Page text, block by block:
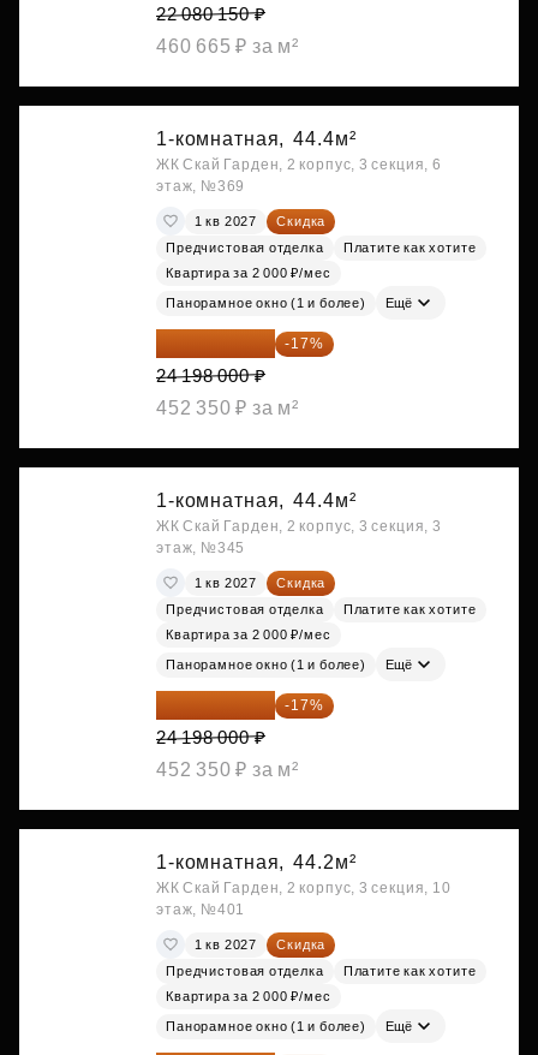
22 080 150 ₽
460 665 ₽ за м²
1-комнатная, 44.4м²
ЖК Скай Гарден, 2 корпус, 3 секция, 6
этаж, №369
1 кв 2027
Скидка
Предчистовая отделка
Платите как хотите
Квартира за 2 000 ₽/мес
Панорамное окно (1 и более) Ещё
20 084 340 ₽ -17%
24 198 000 ₽
452 350 ₽ за м²
1-комнатная, 44.4м²
ЖК Скай Гарден, 2 корпус, 3 секция, 3
этаж, №345
1 кв 2027
Скидка
Предчистовая отделка
Платите как хотите
Квартира за 2 000 ₽/мес
Панорамное окно (1 и более) Ещё
20 084 340 ₽ -17%
24 198 000 ₽
452 350 ₽ за м²
1-комнатная, 44.2м²
ЖК Скай Гарден, 2 корпус, 3 секция, 10
этаж, №401
1 кв 2027
Скидка
Предчистовая отделка
Платите как хотите
Квартира за 2 000 ₽/мес
Панорамное окно (1 и более) Ещё